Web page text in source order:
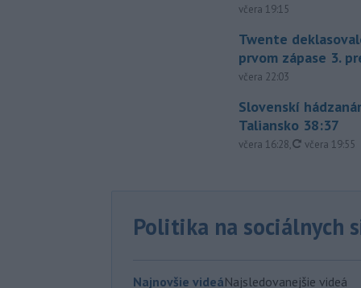
včera 19:15
Twente
prvom zápase 3.
včera 22:03
Slovenskí
Taliansko 38:37
včera 16:28, aktualizované
včera 19:55
Politika na sociálnych
Najnovšie videáNajsledovanejšie videá